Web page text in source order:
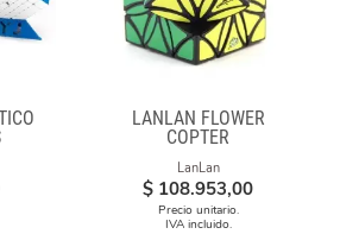
LANLAN FLOWER
COPTER
LanLan
$ 108.953,00
Precio unitario.
IVA incluido.